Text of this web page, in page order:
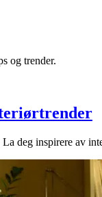
og trender.
deg inspirere av